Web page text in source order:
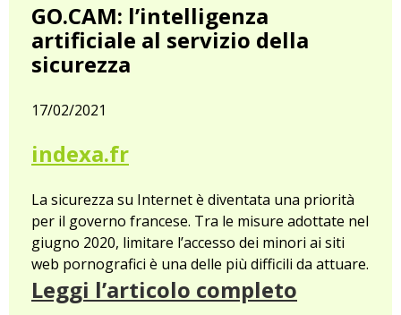
GO.CAM: l’intelligenza
artificiale al servizio della
sicurezza
17/02/2021
indexa.fr
La sicurezza su Internet è diventata una priorità
per il governo francese. Tra le misure adottate nel
giugno 2020, limitare l’accesso dei minori ai siti
web pornografici è una delle più difficili da attuare.
Leggi l’articolo completo